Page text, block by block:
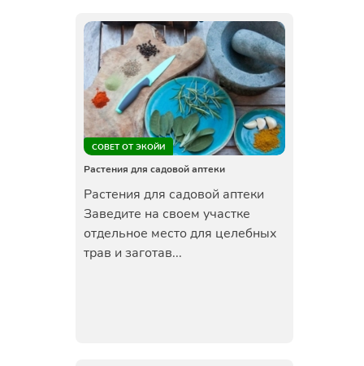
СОВЕТ ОТ ЭКОЙИ
Растения для садовой аптеки
Растения для садовой аптеки
Заведите на своем участке
отдельное место для целебных
трав и заготав...